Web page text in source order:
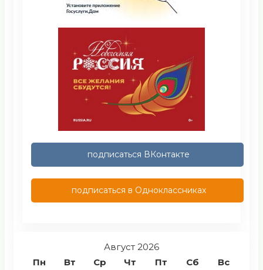
подписаться ВКонтакте
подписаться в Одноклассниках
Август 2026
Пн
Вт Ср Чт Пт Сб Вс